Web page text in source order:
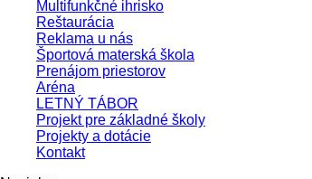
Multifunkčné ihrisko
Reštaurácia
Reklama u nás
Športová materská škola
Prenájom priestorov
Aréna
LETNÝ TÁBOR
Projekt pre základné školy
Projekty a dotácie
Kontakt